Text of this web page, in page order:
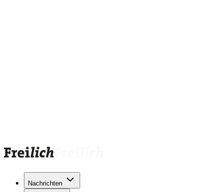
Nachrichten